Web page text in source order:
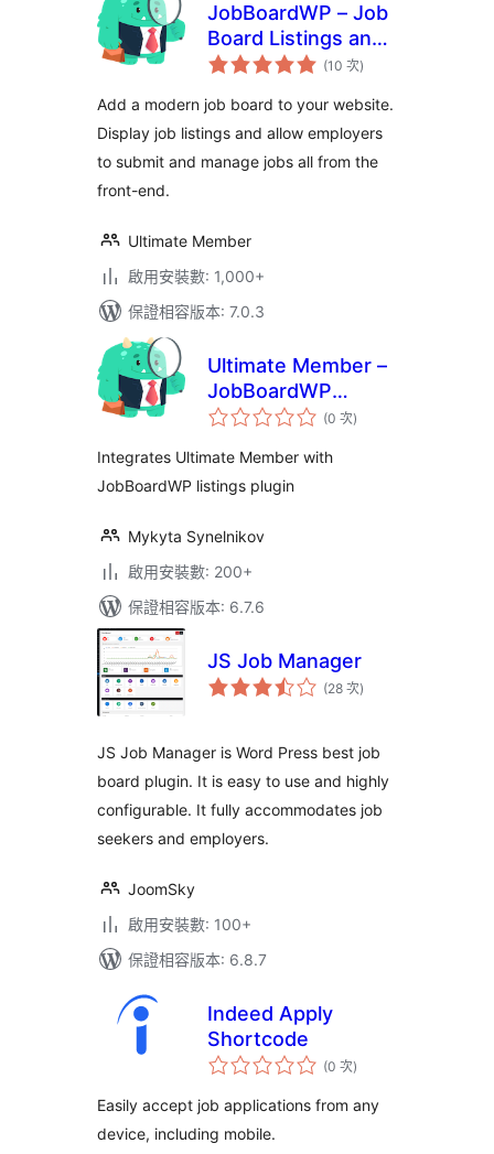
JobBoardWP – Job
Board Listings and
Submissions(10 次評
分
數
)
Add a modern job board to your website.
Display job listings and allow employers
to submit and manage jobs all from the
front-end.
Ultimate Member
啟用安裝數: 1,000+
保證相容版本: 7.0.3
Ultimate Member –
JobBoardWP
integration
(0 次評
分)
Integrates Ultimate Member with
JobBoardWP listings plugin
Mykyta Synelnikov
啟用安裝數: 200+
保證相容版本: 6.7.6
JS Job Manager
(28 次評
分)
JS Job Manager is Word Press best job
board plugin. It is easy to use and highly
configurable. It fully accommodates job
seekers and employers.
JoomSky
啟用安裝數: 100+
保證相容版本: 6.8.7
Indeed Apply
Shortcode
(0 次評
分
數
)
Easily accept job applications from any
device, including mobile.